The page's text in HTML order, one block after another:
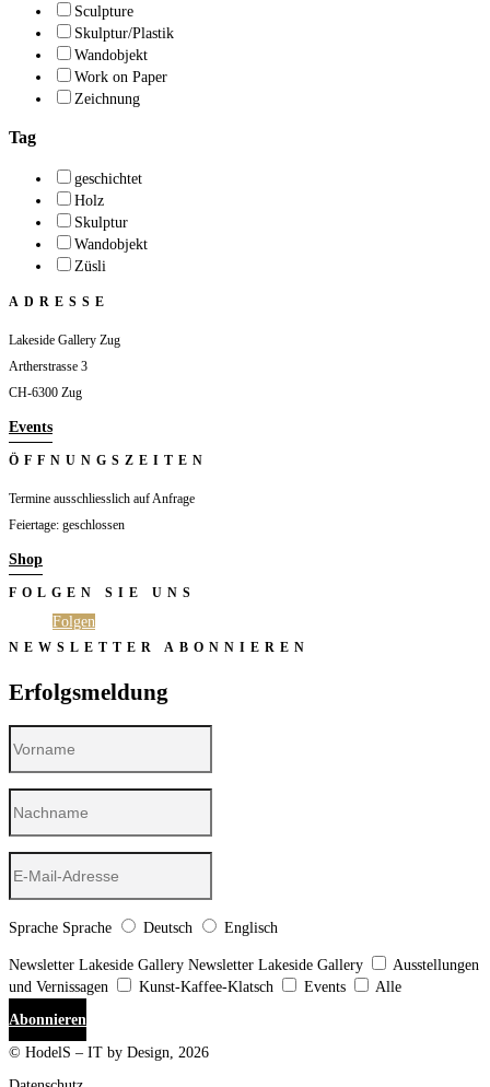
Sculpture
Skulptur/Plastik
Wandobjekt
Work on Paper
Zeichnung
Tag
geschichtet
Holz
Skulptur
Wandobjekt
Züsli
ADRESSE
Lakeside Gallery Zug
Artherstrasse 3
CH-6300 Zug
Events
ÖFFNUNGSZEITEN
Termine ausschliesslich auf Anfrage
Feiertage: geschlossen
Shop
FOLGEN SIE UNS
Folgen
NEWSLETTER ABONNIEREN
Erfolgsmeldung
Sprache Sprache Deutsch Englisch
Newsletter Lakeside Gallery Newsletter Lakeside Gallery
Ausstellungen
und Vernissagen
Kunst-Kaffee-Klatsch Events
Alle
Abonnieren
© HodelS – IT by Design, 2026